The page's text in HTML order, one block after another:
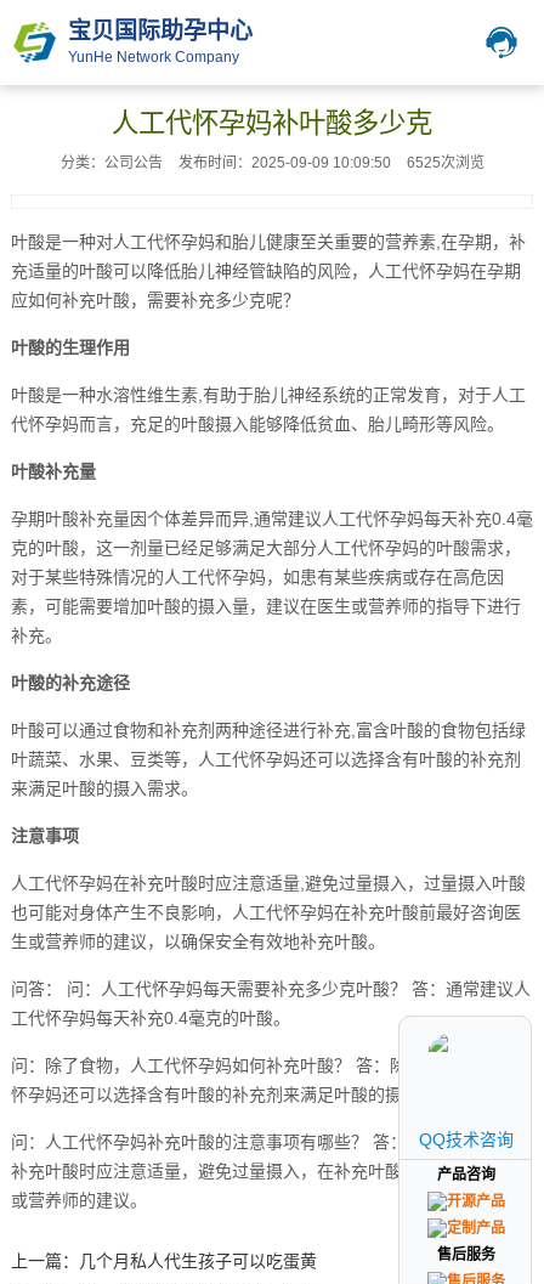
宝贝国际助孕中心
YunHe Network Company
人工代怀孕妈补叶酸多少克
分类：公司公告 发布时间：2025-09-09 10:09:50 6525次浏览
叶酸是一种对人工代怀孕妈和胎儿健康至关重要的营养素,在孕期，补
充适量的叶酸可以降低胎儿神经管缺陷的风险，人工代怀孕妈在孕期
应如何补充叶酸，需要补充多少克呢？
叶酸的生理作用
叶酸是一种水溶性维生素,有助于胎儿神经系统的正常发育，对于人工
代怀孕妈而言，充足的叶酸摄入能够降低贫血、胎儿畸形等风险。
叶酸补充量
孕期叶酸补充量因个体差异而异,通常建议人工代怀孕妈每天补充0.4毫
克的叶酸，这一剂量已经足够满足大部分人工代怀孕妈的叶酸需求，
对于某些特殊情况的人工代怀孕妈，如患有某些疾病或存在高危因
素，可能需要增加叶酸的摄入量，建议在医生或营养师的指导下进行
补充。
叶酸的补充途径
叶酸可以通过食物和补充剂两种途径进行补充,富含叶酸的食物包括绿
叶蔬菜、水果、豆类等，人工代怀孕妈还可以选择含有叶酸的补充剂
来满足叶酸的摄入需求。
注意事项
人工代怀孕妈在补充叶酸时应注意适量,避免过量摄入，过量摄入叶酸
也可能对身体产生不良影响，人工代怀孕妈在补充叶酸前最好咨询医
生或营养师的建议，以确保安全有效地补充叶酸。
问答： 问：人工代怀孕妈每天需要补充多少克叶酸？ 答：通常建议人
工代怀孕妈每天补充0.4毫克的叶酸。
问：除了食物，人工代怀孕妈如何补充叶酸？ 答：除了食物，人工代
怀孕妈还可以选择含有叶酸的补充剂来满足叶酸的摄入需求。
问：人工代怀孕妈补充叶酸的注意事项有哪些？ 答：人工代怀孕妈在
补充叶酸时应注意适量，避免过量摄入，在补充叶酸前最好咨询医生
或营养师的建议。
上一篇：
几个月私人代生孩子可以吃蛋黄
QQ技术咨询
产品咨询
售后服务
QQ技术咨询
产品咨询
售后服务